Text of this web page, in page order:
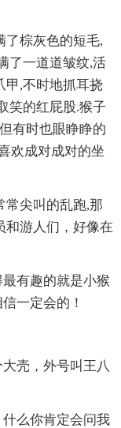
了棕灰色的短毛,
了一道道皱纹,活
甲,不时地抓耳挠
笑的红屁股.猴子
有时也眼睁睁的
欢成对成对的坐
常尖叫的乱跑,那
和游人们，好像在
有趣的就是小猴
一定会的！
壳，外号叫王八
么你肯定会问我